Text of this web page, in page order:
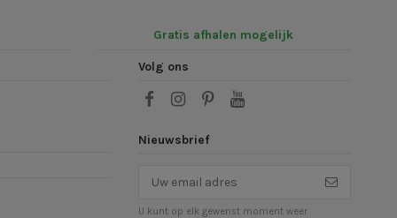
Gratis afhalen mogelijk
Volg ons
Nieuwsbrief
U kunt op elk gewenst moment weer